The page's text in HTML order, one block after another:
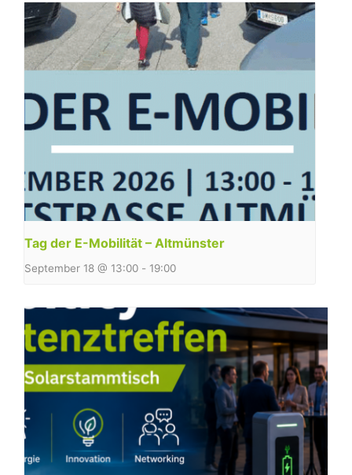
Tag der E-Mobilität – Altmünster
September 18 @ 13:00 - 19:00